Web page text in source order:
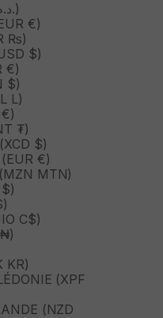
MAROC (MAD د.م.)
€)
₨)
$)
€)
$)
L)
₮)
$)
€)
MTN)
C$)
KR)
(XPF
(NZD